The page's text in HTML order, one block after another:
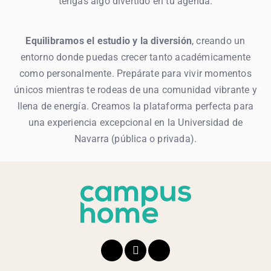
Equilibramos el estudio y la diversión, creando un
entorno donde puedas crecer tanto académicamente
como personalmente. Prepárate para vivir momentos
únicos mientras te rodeas de una comunidad vibrante y
llena de energía. Creamos la plataforma perfecta para
una experiencia excepcional en la Universidad de
Navarra (pública o privada).